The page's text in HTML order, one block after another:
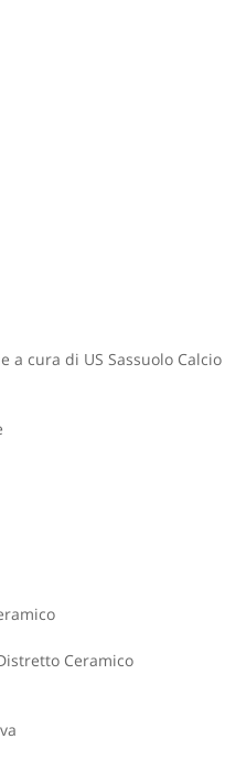
cura di US Sassuolo Calcio
Ceramico